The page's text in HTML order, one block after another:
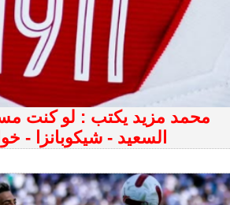
محمد مزيد يكتب : لو كنت
السعيد - شيكوبانزا -